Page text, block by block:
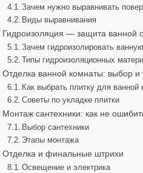
Зачем нужно выравнивать
Виды выравнивания
Гидроизоляция — защита ванной
Зачем гидроизолировать
Типы гидроизоляционных
Отделка ванной комнаты: выбор и
Как выбрать плитку для ванной
Советы по укладке плитки
Монтаж сантехники: как не
Выбор сантехники
Этапы монтажа
Отделка и финальные штрихи
Освещение и электрика